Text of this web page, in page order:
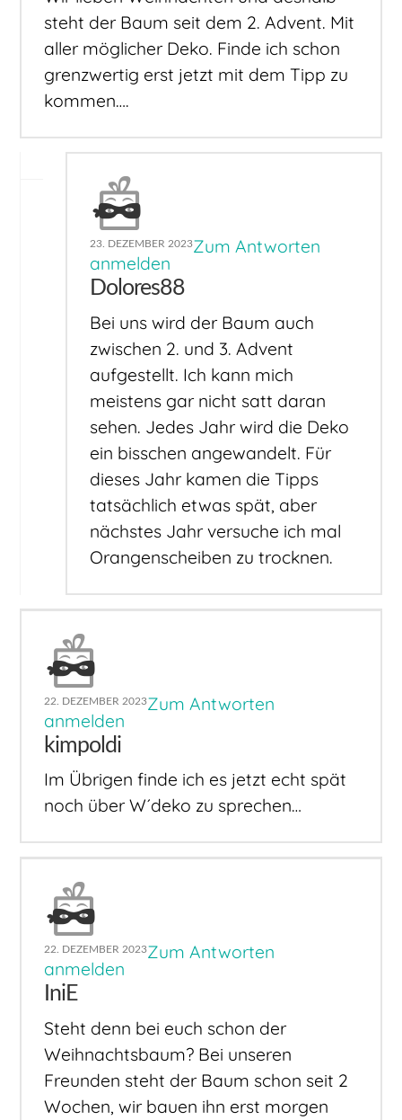
steht der Baum seit dem 2. Advent. Mit
aller möglicher Deko. Finde ich schon
grenzwertig erst jetzt mit dem Tipp zu
kommen….
23. DEZEMBER 2023Zum Antworten
anmelden
Dolores88
Bei uns wird der Baum auch
zwischen 2. und 3. Advent
aufgestellt. Ich kann mich
meistens gar nicht satt daran
sehen. Jedes Jahr wird die Deko
ein bisschen angewandelt. Für
dieses Jahr kamen die Tipps
tatsächlich etwas spät, aber
nächstes Jahr versuche ich mal
Orangenscheiben zu trocknen.
22. DEZEMBER 2023Zum Antworten
anmelden
kimpoldi
Im Übrigen finde ich es jetzt echt spät
noch über W´deko zu sprechen…
22. DEZEMBER 2023Zum Antworten
anmelden
IniE
Steht denn bei euch schon der
Weihnachtsbaum? Bei unseren
Freunden steht der Baum schon seit 2
Wochen, wir bauen ihn erst morgen